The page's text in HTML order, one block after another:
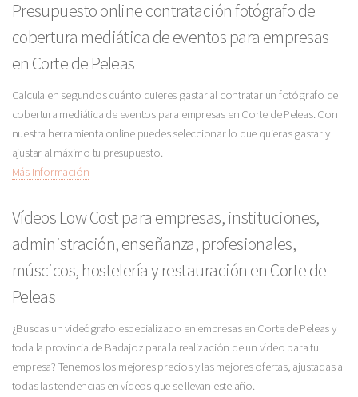
Presupuesto online contratación fotógrafo de
cobertura mediática de eventos para empresas
en Corte de Peleas
Calcula en segundos cuánto quieres gastar al contratar un fotógrafo de
cobertura mediática de eventos para empresas en Corte de Peleas. Con
nuestra herramienta online puedes seleccionar lo que quieras gastar y
ajustar al máximo tu presupuesto.
Más Información
Vídeos Low Cost para empresas, instituciones,
administración, enseñanza, profesionales,
múscicos, hostelería y restauración en Corte de
Peleas
¿Buscas un videógrafo especializado en empresas en Corte de Peleas y
toda la provincia de Badajoz para la realización de un vídeo para tu
empresa? Tenemos los mejores precios y las mejores ofertas, ajustadas a
todas las tendencias en vídeos que se llevan este año.